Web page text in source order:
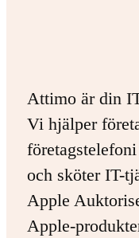
Attimo är din
Vi hjälper
och sköter IT-
Apple
Apple-